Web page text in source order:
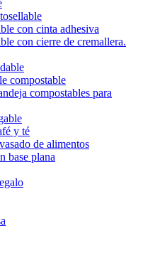
con cinta adhesiva
con cierre de cremallera.
compostable
compostables para
y té
de alimentos
base plana